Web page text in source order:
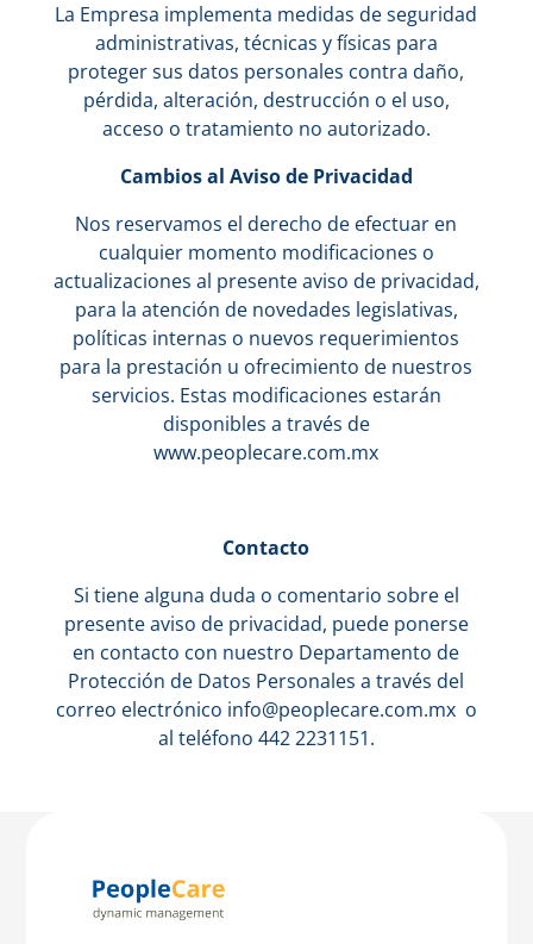
La Empresa implementa medidas de seguridad
administrativas, técnicas y físicas para
proteger sus datos personales contra daño,
pérdida, alteración, destrucción o el uso,
acceso o tratamiento no autorizado.
Cambios al Aviso de Privacidad
Nos reservamos el derecho de efectuar en
cualquier momento modificaciones o
actualizaciones al presente aviso de privacidad,
para la atención de novedades legislativas,
políticas internas o nuevos requerimientos
para la prestación u ofrecimiento de nuestros
servicios. Estas modificaciones estarán
disponibles a través de
www.peoplecare.com.mx
Contacto
Si tiene alguna duda o comentario sobre el
presente aviso de privacidad, puede ponerse
en contacto con nuestro Departamento de
Protección de Datos Personales a través del
correo electrónico info@peoplecare.com.mxo
al teléfono 442 2231151.